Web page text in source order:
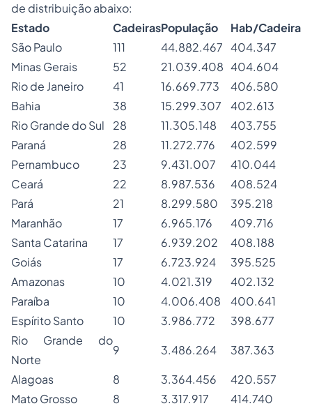
de distribuição abaixo:
Estado
CadeirasPopulação
Hab/Cadeira
São Paulo
111 44.882.467 404.347
Minas Gerais
52 21.039.408 404.604
Rio de Janeiro
41 16.669.773
406.580
Bahia
38 15.299.307
402.613
Rio Grande do Sul
28 11.305.148
403.755
Paraná
28 11.272.776
402.599
Pernambuco
23 9.431.007
410.044
Ceará
22 8.987.536
408.524
Pará
21 8.299.580
395.218
Maranhão
17 6.965.176
409.716
Santa Catarina
17 6.939.202
408.188
Goiás
17 6.723.924
395.525
Amazonas
10 4.021.319
402.132
Paraíba
10 4.006.408
400.641
Espírito Santo
10 3.986.772
398.677
Rio Grande do
Norte
9 3.486.264
387.363
Alagoas
8 3.364.456
420.557
Mato Grosso
8 3.317.917
414.740